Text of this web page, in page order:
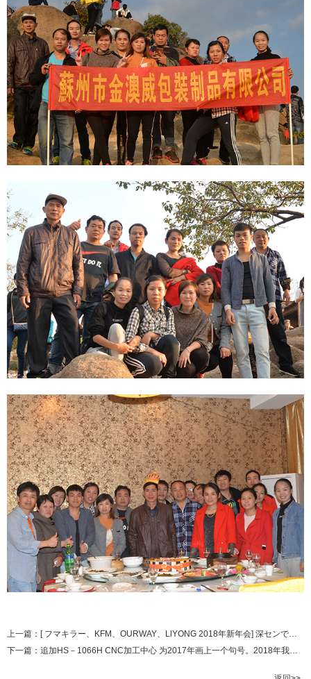
上一篇： [ フマキラー、KFM、OURWAY、LlYONG 2018年新年会] 深センで開催
下一篇： 追加HS－1066H CNC加工中心 为2017年画上一个句号。2018年我们再接再厉！